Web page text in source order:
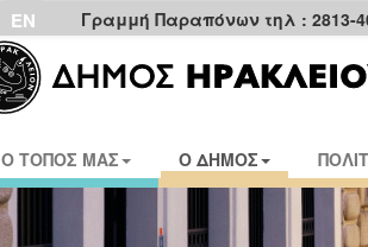
EN Γραμμή Παραπόνων τηλ : 2813-
Ο ΤΟΠΟΣ ΜΑΣ Ο ΔΗΜΟΣ